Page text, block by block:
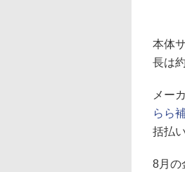
本体
長は
メー
らら
括払
8月の